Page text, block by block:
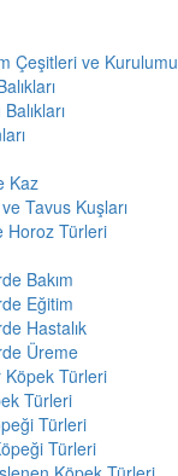
Çeşitleri ve Kurulumu
Kaz
Tavus Kuşları
Horoz Türleri
Bakım
Eğitim
Hastalık
Üreme
Köpek Türleri
Türleri
Türleri
Türleri